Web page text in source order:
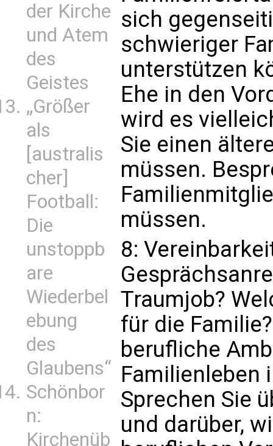
der Kirche
und Atem
des
Geistes
„Größer
als
[australis
cher]
Football:
Die
unstoppb
are
Wiederbel
ebung
des
Glaubens“
Schönbor
n:
Kirchenüb
sich
schwieriger
unterstützen
Ehe in den
wird es
Sie einen
müssen.
müssen.
8:
Traumjob?
für die
berufliche
Familienleben
Sprechen Sie
und darüber,